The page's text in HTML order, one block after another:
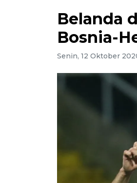
Belanda
Bosnia-
Senin, 12 Oktober